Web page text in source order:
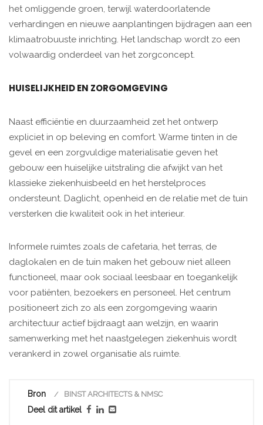
het omliggende groen, terwijl waterdoorlatende
verhardingen en nieuwe aanplantingen bijdragen aan een
klimaatrobuuste inrichting. Het landschap wordt zo een
volwaardig onderdeel van het zorgconcept.
HUISELIJKHEID EN ZORGOMGEVING
Naast efficiëntie en duurzaamheid zet het ontwerp
expliciet in op beleving en comfort. Warme tinten in de
gevel en een zorgvuldige materialisatie geven het
gebouw een huiselijke uitstraling die afwijkt van het
klassieke ziekenhuisbeeld en het herstelproces
ondersteunt. Daglicht, openheid en de relatie met de tuin
versterken die kwaliteit ook in het interieur.
Informele ruimtes zoals de cafetaria, het terras, de
daglokalen en de tuin maken het gebouw niet alleen
functioneel, maar ook sociaal leesbaar en toegankelijk
voor patiënten, bezoekers en personeel. Het centrum
positioneert zich zo als een zorgomgeving waarin
architectuur actief bijdraagt aan welzijn, en waarin
samenwerking met het naastgelegen ziekenhuis wordt
verankerd in zowel organisatie als ruimte.
Bron BINST ARCHITECTS & NMSC
Deel dit artikel